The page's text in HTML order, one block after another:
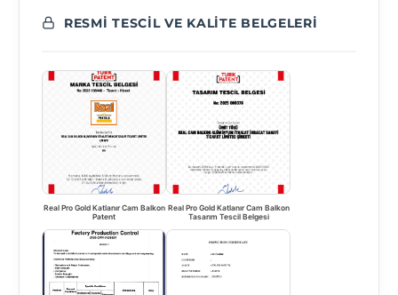
RESMI TESCIL VE KALITE BELGELERI
Real Pro Gold Katlanır Cam Balkon
Patent
Real Pro Gold Katlanır Cam Balkon
Tasarım Tescil Belgesi